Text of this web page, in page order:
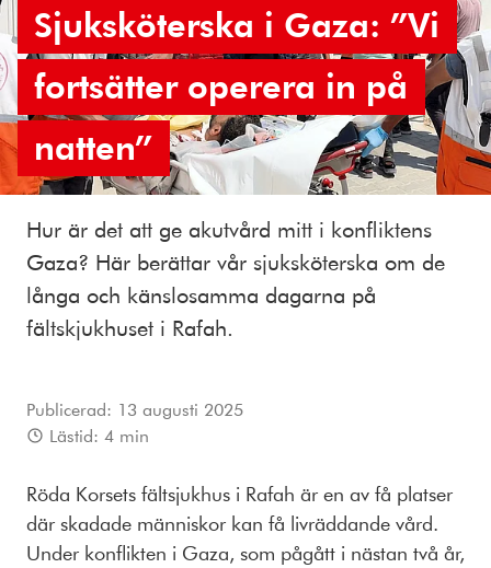
Sjuksköterska i Gaza: ”Vi
fortsätter operera in på
natten”
Hur är det att ge akutvård mitt i konfliktens
Gaza? Här berättar vår sjuksköterska om de
långa och känslosamma dagarna på
fältskjukhuset i Rafah.
Publicerad: 13 augusti 2025
Lästid: 4 min
Röda Korsets fältsjukhus i Rafah är en av få platser
där skadade människor kan få livräddande vård.
Under konflikten i Gaza, som pågått i nästan två år,